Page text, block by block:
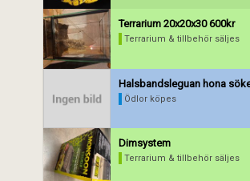
Terrarium 20x20x30 600kr
Terrarium & tillbehör säljes
Halsbandsleguan hona
Ödlor köpes
Dimsystem
Terrarium & tillbehör säljes